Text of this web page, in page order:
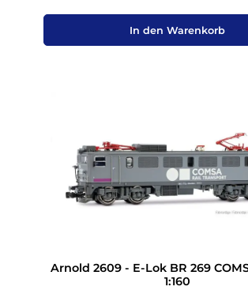
In den Warenkorb
Arnold 2609 - E-Lok BR 269
1:160